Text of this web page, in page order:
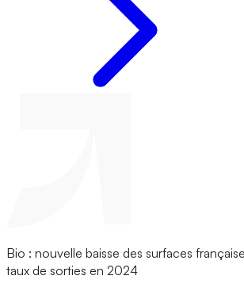
Bio : nouvelle baisse des surfaces
taux de sorties en 2024